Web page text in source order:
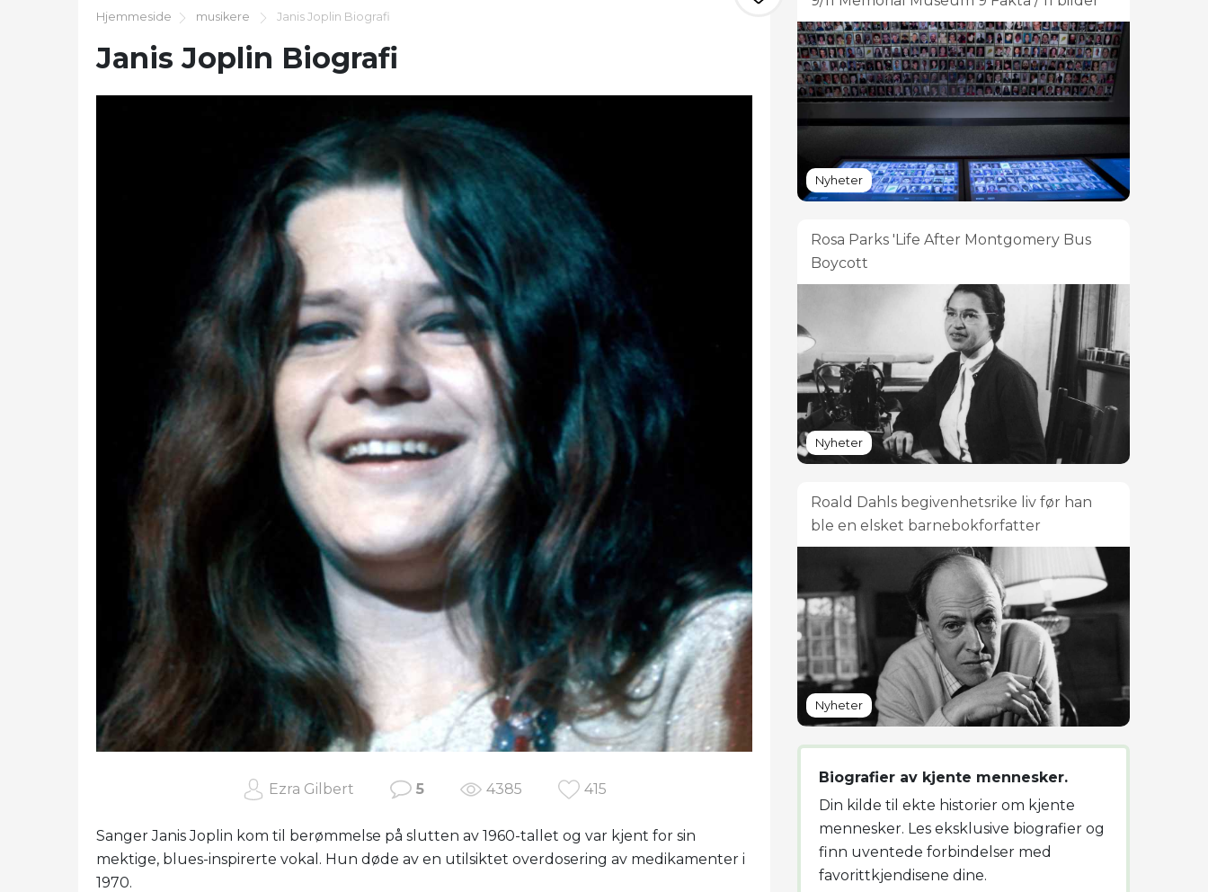
Hjemmeside musikere Janis Joplin Biografi
Janis Joplin Biografi
Ezra Gilbert 5 4385 415
Sanger Janis Joplin kom til berømmelse på slutten av 1960-tallet og var kjent for sin
mektige, blues-inspirerte vokal. Hun døde av en utilsiktet overdosering av medikamenter i
1970.
Nyheter
Rosa Parks 'Life After Montgomery Bus
Boycott
Nyheter
Roald Dahls begivenhetsrike liv før han
ble en elsket barnebokforfatter
Nyheter
Biografier av kjente mennesker.
Din kilde til ekte historier om kjente
mennesker. Les eksklusive biografier og
finn uventede forbindelser med
favorittkjendisene dine.